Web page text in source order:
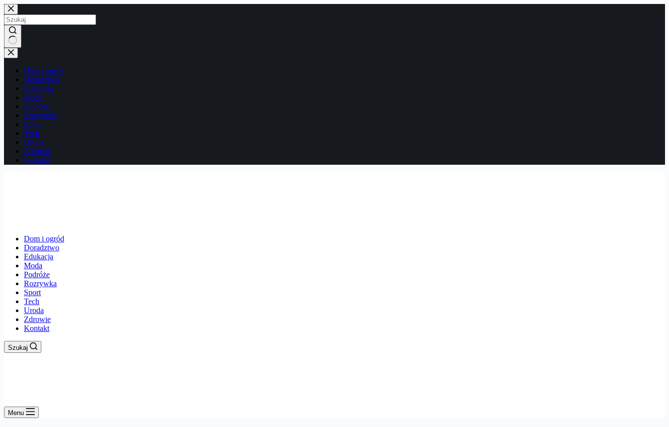
Przejdź
do
treści
Brak
wyników
Dom i ogród
Doradztwo
Edukacja
Moda
Podróże
Rozrywka
Sport
Tech
Uroda
Zdrowie
Kontakt
Dom i ogród
Doradztwo
Edukacja
Moda
Podróże
Rozrywka
Sport
Tech
Uroda
Zdrowie
Kontakt
Szukaj
Menu